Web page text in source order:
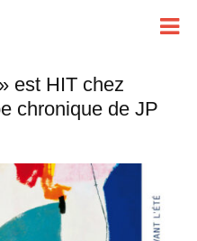
est HIT chez
chronique de JP